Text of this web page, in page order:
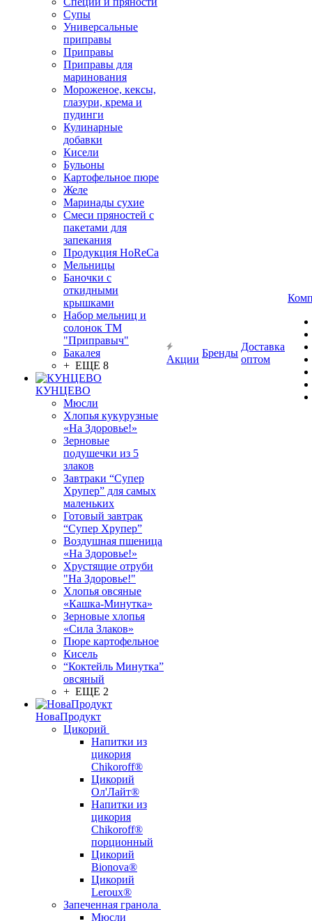
Супы
Универсальные
приправы
Приправы
Приправы для
маринования
Мороженое, кексы,
глазури, крема и
пудинги
Кулинарные
добавки
Кисели
Бульоны
Картофельное пюре
Желе
Маринады сухие
Смеси пряностей с
пакетами для
запекания
Продукция HoReCa
Мельницы
Баночки с
откидными
крышками
Набор мельниц и
солонок ТМ
"Приправыч"
Бакалея
+ ЕЩЕ 8
КУНЦЕВО
Мюсли
Хлопья кукурузные
«На Здоровье!»
Зерновые
подушечки из 5
злаков
Завтраки “Супер
Хрупер” для самых
маленьких
Готовый завтрак
“Супер Хрупер”
Воздушная пшеница
«На Здоровье!»
Хрустящие отруби
"На Здоровье!"
Хлопья овсяные
«Кашка-Минутка»
Зерновые хлопья
«Сила Злаков»
Пюре картофельное
Кисель
“Коктейль Минутка”
овсяный
+ ЕЩЕ 2
НоваПродукт
Цикорий
Напитки из
цикория
Chikoroff®
Цикорий
Ол'Лайт®
Напитки из
цикория
Chikoroff®
порционный
Цикорий
Bionova®
Цикорий
Leroux®
Запеченная гранола
Мюсли
Акции
Бренды
Доставка
оптом